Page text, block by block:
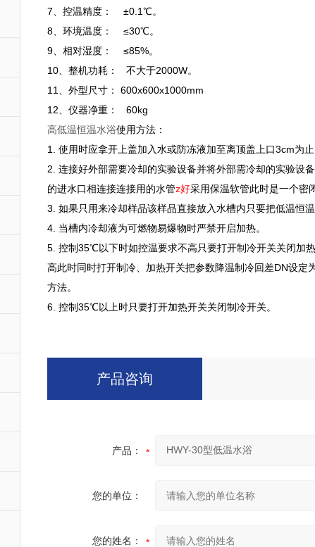
7、控温精度： ±0.1℃。
8、环境温度： ≤30℃。
9、相对湿度： ≤85%。
10、整机功耗： 不大于2000W。
11、外型尺寸： 600x600x1000mm
12、仪器净重： 60kg
高低温恒温水浴使用方法：
1. 使用时应拿开上盖加入水或防冻液加至离顶盖上口3cm为止
2. 连接好外部需要冷却的实验设备并将外部需冷却的实验设
的进水口相连接连接用的水管z好采用保温软管此时是一个密
3. 如果只用来冷却样品该样品直接放入水槽内只要把低温恒
4. 当槽内冷却液为可燃物易爆物时严禁开启加热。
5. 控制35℃以下时如控温要求不高只要打开制冷开关关闭加
高此时同时打开制冷、加热开关把参数降温制冷回差DN设
方法。
6. 控制35℃以上时只要打开加热开关关闭制冷开关。
产品咨询
产品：
您的单位：
您的姓名：